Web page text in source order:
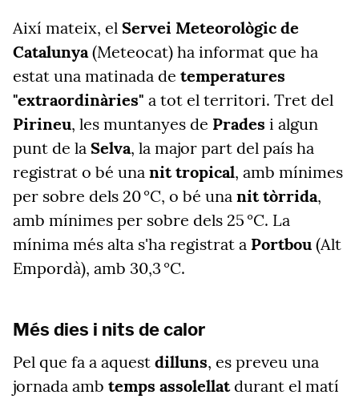
Així mateix, el Servei Meteorològic de
Catalunya(Meteocat) ha informat que ha
estat una matinada de temperatures
"extraordinàries" a tot el territori. Tret del
Pirineu, les muntanyes de Prades i algun
punt de la Selva, la major part del país ha
registrat o bé una nit tropical, amb mínimes
per sobre dels 20 °C, o bé una nit tòrrida,
amb mínimes per sobre dels 25 °C. La
mínima més alta s'ha registrat a Portbou (Alt
Empordà), amb 30,3 °C.
Més dies i nits de calor
Pel que fa a aquest dilluns, es preveu una
jornada amb temps assolellatdurant el matí